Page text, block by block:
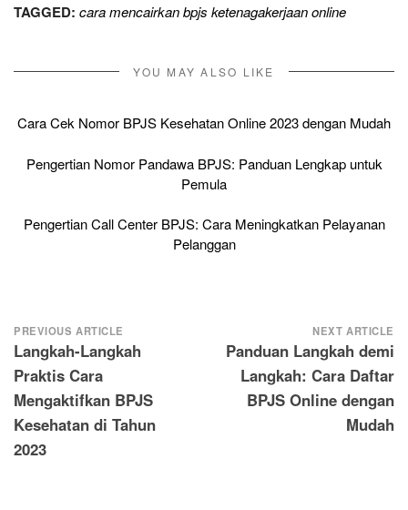
TAGGED: cara mencairkan bpjs ketenagakerjaan online
YOU MAY ALSO LIKE
Cara Cek Nomor BPJS Kesehatan Online 2023 dengan Mudah
Pengertian Nomor Pandawa BPJS: Panduan Lengkap untuk
Pemula
Pengertian Call Center BPJS: Cara Meningkatkan Pelayanan
Pelanggan
Post
navigation
PREVIOUS ARTICLE
Langkah-Langkah
Praktis Cara
Mengaktifkan BPJS
Kesehatan di Tahun
2023
NEXT ARTICLE
Panduan Langkah demi
Langkah: Cara Daftar
BPJS Online dengan
Mudah